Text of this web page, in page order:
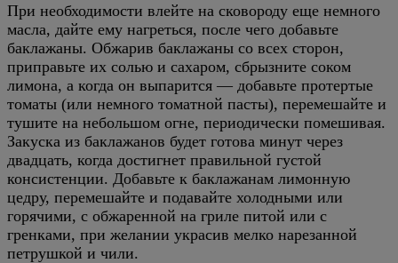
При необходимости влейте на сковороду еще немного
масла, дайте ему нагреться, после чего добавьте
баклажаны. Обжарив баклажаны со всех сторон,
приправьте их солью и сахаром, сбрызните соком
лимона, а когда он выпарится — добавьте протертые
томаты (или немного томатной пасты), перемешайте и
тушите на небольшом огне, периодически помешивая.
Закуска из баклажанов будет готова минут через
двадцать, когда достигнет правильной густой
консистенции. Добавьте к баклажанам лимонную
цедру, перемешайте и подавайте холодными или
горячими, с обжаренной на гриле питой или с
гренками, при желании украсив мелко нарезанной
петрушкой и чили.